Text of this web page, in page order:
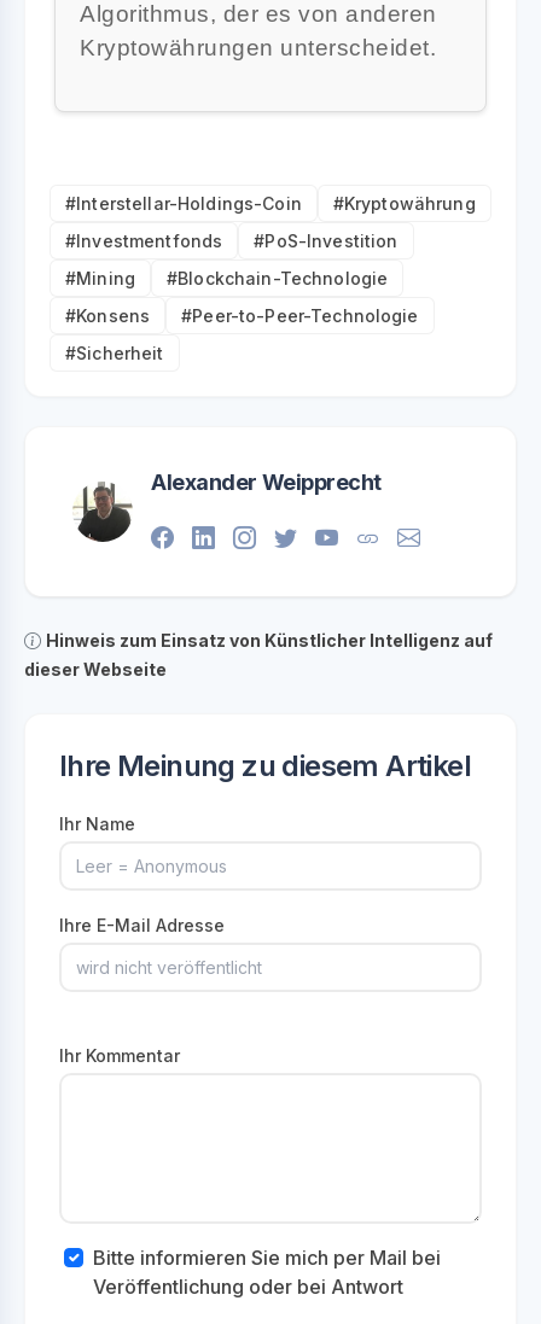
Algorithmus, der es von anderen
Kryptowährungen unterscheidet.
#Interstellar-Holdings-Coin
#Kryptowährung
#Investmentfonds
#PoS-Investition
#Mining
#Blockchain-Technologie
#Konsens
#Peer-to-Peer-Technologie
#Sicherheit
Alexander Weipprecht
Hinweis zum Einsatz von Künstlicher Intelligenz auf
dieser Webseite
Ihre Meinung zu diesem Artikel
Ihr Name
Ihre E-Mail Adresse
Ihr Kommentar
Bitte informieren Sie mich per Mail bei
Veröffentlichung oder bei Antwort